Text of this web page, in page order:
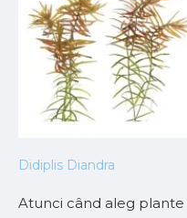
Didiplis Diandra
Atunci când aleg plante